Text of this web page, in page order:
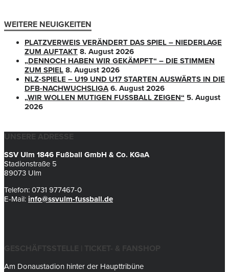
WEITERE NEUIGKEITEN
PLATZVERWEIS VERÄNDERT DAS SPIEL – NIEDERLAGE
ZUM AUFTAKT 8. August 2026
„DENNOCH HABEN WIR GEKÄMPFT“ – DIE STIMMEN
ZUM SPIEL 8. August 2026
NLZ-SPIELE – U19 UND U17 STARTEN AUSWÄRTS IN DIE
DFB-NACHWUCHSLIGA 6. August 2026
„WIR WOLLEN MUTIGEN FUSSBALL ZEIGEN“
5. August
2026
UNSERE ADRESSE
SSV Ulm 1846 Fußball GmbH & Co. KGaA
Stadionstraße 5
89073 Ulm
Telefon: 0731 977467-0
E-Mail: info@ssvulm-fussball.de
GESCHÄFTSSTELLE | TICKET- & FANSHOP
Am Donaustadion hinter der Haupttribüne